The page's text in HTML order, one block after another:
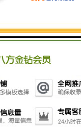
定和的自动控制。